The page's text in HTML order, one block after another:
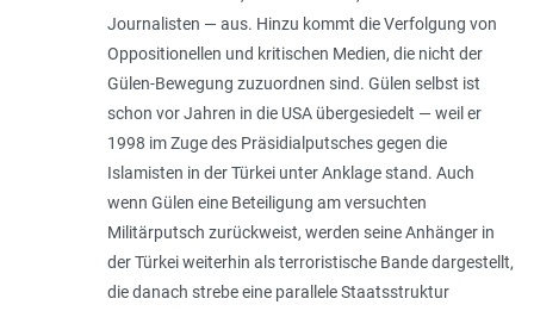
Journalisten — aus. Hinzu kommt die Verfolgung von
Oppositionellen und kritischen Medien, die nicht der
Gülen-Bewegung zuzuordnen sind. Gülen selbst ist
schon vor Jahren in die USA übergesiedelt — weil er
1998 im Zuge des Präsidialputsches gegen die
Islamisten in der Türkei unter Anklage stand. Auch
wenn Gülen eine Beteiligung am versuchten
Militärputsch zurückweist, werden seine Anhänger in
der Türkei weiterhin als terroristische Bande dargestellt,
die danach strebe eine parallele Staatsstruktur